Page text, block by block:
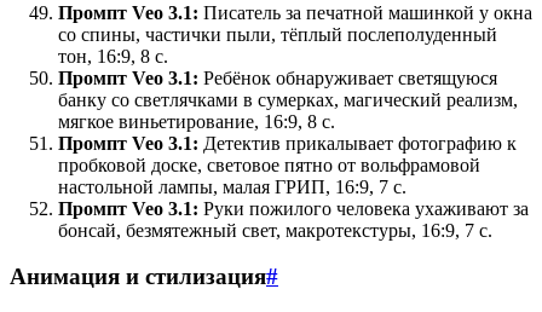
Промпт Veo 3.1: Писатель за печатной машинкой у окна
со спины, частички пыли, тёплый послеполуденный
тон, 16:9, 8 с.
Промпт Veo 3.1: Ребёнок обнаруживает светящуюся
банку со светлячками в сумерках, магический реализм,
мягкое виньетирование, 16:9, 8 с.
Промпт Veo 3.1: Детектив прикалывает фотографию к
пробковой доске, световое пятно от вольфрамовой
настольной лампы, малая ГРИП, 16:9, 7 с.
Промпт Veo 3.1: Руки пожилого человека ухаживают за
бонсай, безмятежный свет, макротекстуры, 16:9, 7 с.
Анимация и стилизация#